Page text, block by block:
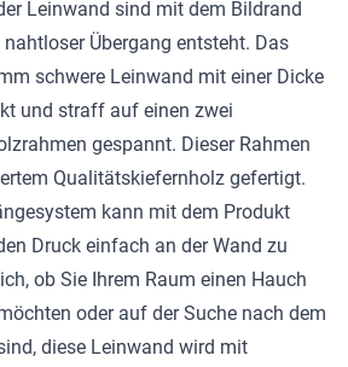
Leinwand sind mit dem Bildrand
Übergang entsteht. Das
schwere Leinwand mit einer Dicke
und straff auf einen zwei
gespannt. Dieser Rahmen
Qualitätskiefernholz gefertigt.
kann mit dem Produkt
Druck einfach an der Wand zu
ob Sie Ihrem Raum einen Hauch
oder auf der Suche nach dem
diese Leinwand wird mit